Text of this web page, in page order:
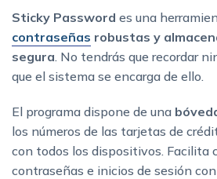
Sticky Password es una
contraseñas robustas y
segura . No tendrás que recordar
que el sistema se encarga de ello.
El programa dispone de una
los números de las tarjetas de
con todos los dispositivos. Facilita
contraseñas e inicios de sesión